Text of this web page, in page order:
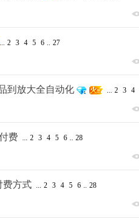
... 2 3 4 5 6 .. 27
到放大全自动化 ... 2 3 4
费 ... 2 3 4 5 6 .. 28
费方式 ... 2 3 4 5 6 .. 28